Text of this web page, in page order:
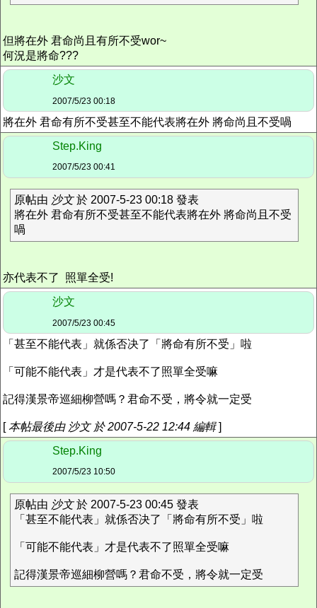
但將在外 君命尚且有所不受wor~
何況是將命???
沙文
2007/5/23 00:18
將在外 君命有所不受甚至不能代表將在外 將命尚且不受喎
Step.King
2007/5/23 00:41
原帖由 沙文於 2007-5-23 00:18 發表
將在外 君命有所不受甚至不能代表將在外 將命尚且不受
喎
亦代表不了 照單全受!
沙文
2007/5/23 00:45
「甚至不能代表」就係否决了「將命有所不受」啦
「可能不能代表」才是代表不了照單全受嘛
記得漢景帝巡細柳營嗎？君命不受，將令就一定受
[本帖最後由 沙文 於 2007-5-22 12:44 編輯]
Step.King
2007/5/23 10:50
原帖由 沙文於 2007-5-23 00:45 發表
「甚至不能代表」就係否决了「將命有所不受」啦
「可能不能代表」才是代表不了照單全受嘛
記得漢景帝巡細柳營嗎？君命不受，將令就一定受